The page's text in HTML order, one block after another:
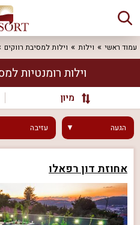
עמוד ראשי וילות וילות למסיבת רווקים
וילות רומנטיות
מיון
הגעה עזיבה
אחוזת דון רפאלו